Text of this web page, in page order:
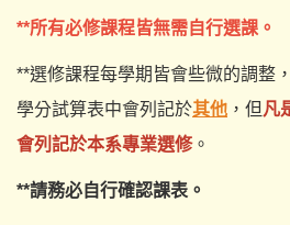
**所有必修課程皆無需自行選課。
**選修課程每學期皆會些微的調整
學分試算表中會列記於其他 ，但 凡
會列記於本系專業選修。
**請務必自行確認課表。